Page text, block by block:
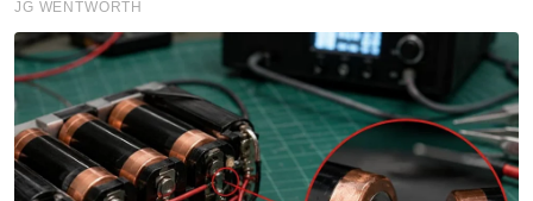
hubungan dengan Putrajaya
Nasional
Ismail Sabri selamat jalani
prosedur pasang alat perentak
jantung